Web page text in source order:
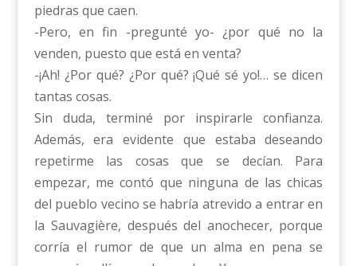
piedras que caen.
-Pero, en fin -pregunté yo- ¿por qué no la
venden, puesto que está en venta?
-¡Ah! ¿Por qué? ¿Por qué? ¡Qué sé yo!… se dicen
tantas cosas.
Sin duda, terminé por inspirarle confianza.
Además, era evidente que estaba deseando
repetirme las cosas que se decían. Para
empezar, me contó que ninguna de las chicas
del pueblo vecino se habría atrevido a entrar en
la Sauvagière, después del anochecer, porque
corría el rumor de que un alma en pena se